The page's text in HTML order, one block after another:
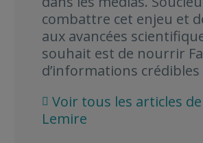
combattre cet enjeu et
aux avancées
souhait est de nourrir
d’informations
Voir tous les articles
Lemire